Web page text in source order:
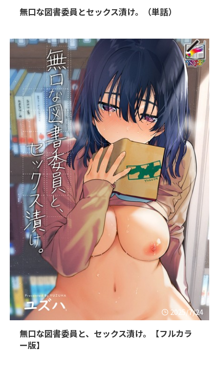
無口な図書委員とセックス漬け。（単話）
2025/7/24
無口な図書委員と、セックス漬け。【フルカラ
ー版】